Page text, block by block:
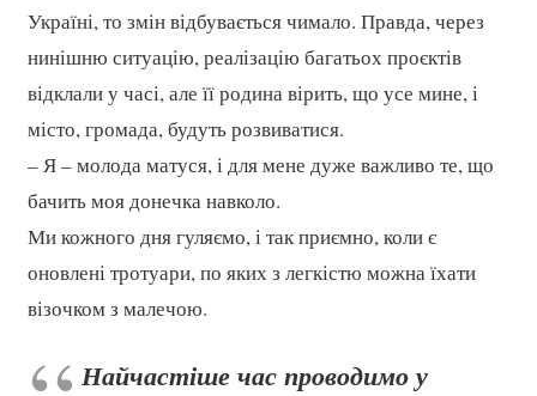
Україні, то змін відбувається чимало. Правда, через
нинішню ситуацію, реалізацію багатьох проєктів
відклали у часі, але її родина вірить, що усе мине, і
місто, громада, будуть розвиватися.
– Я – молода матуся, і для мене дуже важливо те, що
бачить моя донечка навколо.
Ми кожного дня гуляємо, і так приємно, коли є
оновлені тротуари, по яких з легкістю можна їхати
візочком з малечою.
Найчастіше час проводимо у